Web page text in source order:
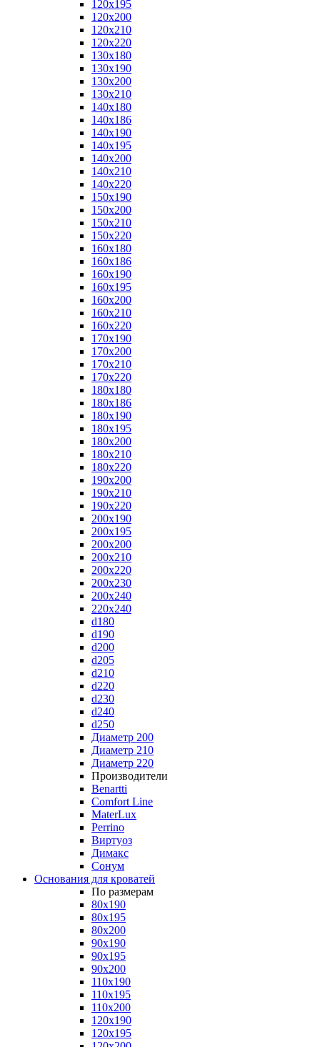
120x195
120x200
120x210
120x220
130x180
130x190
130x200
130x210
140x180
140x186
140x190
140x195
140x200
140x210
140x220
150x190
150x200
150x210
150x220
160x180
160x186
160x190
160x195
160x200
160x210
160x220
170x190
170x200
170x210
170x220
180x180
180x186
180x190
180x195
180x200
180x210
180x220
190x200
190x210
190x220
200x190
200x195
200x200
200x210
200x220
200x230
200x240
220x240
d180
d190
d200
d205
d210
d220
d230
d240
d250
Диаметр 200
Диаметр 210
Диаметр 220
Производители
Benartti
Comfort Line
MaterLux
Perrino
Виртуоз
Димакс
Сонум
Основания для кроватей
По размерам
80x190
80x195
80x200
90x190
90x195
90x200
110x190
110x195
110x200
120x190
120x195